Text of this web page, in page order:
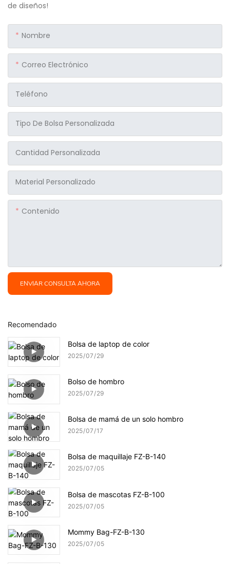
de diseños!
Nombre
Correo Electrónico
Teléfono
Tipo De Bolsa Personalizada
Cantidad Personalizada
Material Personalizado
Contenido
ENVIAR CONSULTA AHORA
Recomendado
Bolsa de laptop de color
2025 07 29
Bolso de hombro
2025 07 29
Bolsa de mamá de un solo hombro
2025 07 17
Bolsa de maquillaje FZ-B-140
2025 07 05
Bolsa de mascotas FZ-B-100
2025 07 05
Mommy Bag-FZ-B-130
2025 07 05